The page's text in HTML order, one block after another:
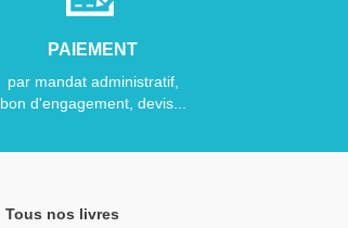
PAIEMENT
par mandat administratif,
bon d'engagement, devis...
Tous nos livres